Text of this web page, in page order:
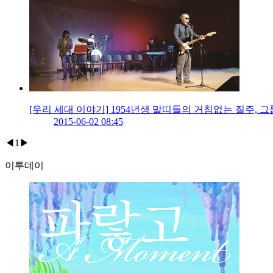
[우리 세대 이야기] 1954년생 말띠들의 거침없는 질주,
2015-06-02 08:45
◀ 1 ▶
이투데이